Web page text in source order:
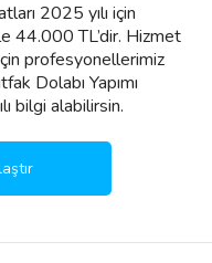
2025 yılı için
44.000 TL’dir. Hizmet
profesyonellerimiz
Dolabı Yapımı
bilgi alabilirsin.